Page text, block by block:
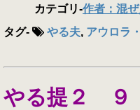
カテゴリ-作者：混
タグ- やる夫, アウロラ
やる提２ ９